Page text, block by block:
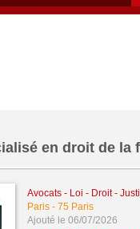
en droit de la
Avocats - Loi - Droit -
Paris- 75 Paris
Ajouté le 06/07/2026